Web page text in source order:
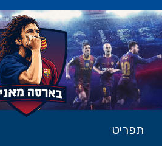
תפריט